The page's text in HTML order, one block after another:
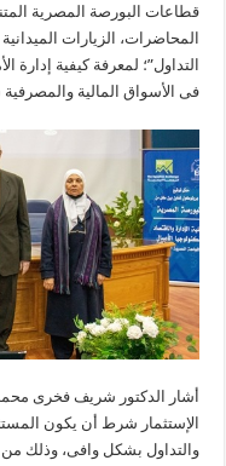
قطاعات البورصة المصرية
المحاضرات، الزيارات
التداول”؛ لمعرفة كيفية
فى الأسواق المالية والمصرفية
أشار الدكتور شريف فخرى
الإستثمار شرط أن يكون
والتداول بشكل وافى، وذلك من